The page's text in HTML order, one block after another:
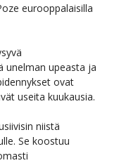
eurooppalaisilla
unelman upeasta ja
ovat
useita kuukausia.
niistä
Se koostuu